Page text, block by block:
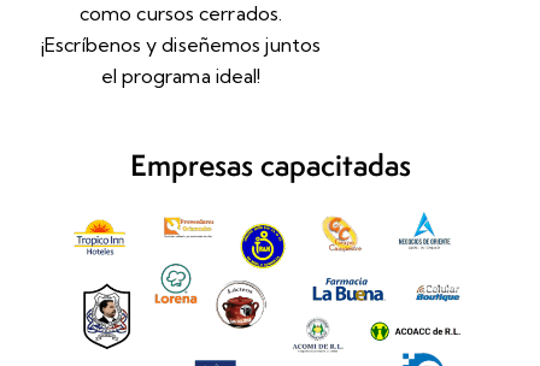
como cursos cerrados.
¡Escríbenos y diseñemos juntos
el programa ideal!
Empresas capacitadas